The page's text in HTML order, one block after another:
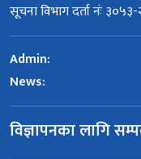
सूचना विभाग दर्ता नंः
Admin:
News:
विज्ञापनका लागि